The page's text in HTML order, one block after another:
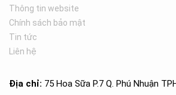
Thông tin website
Chính sách bảo mật
Tin tức
Liên hệ
Địa chỉ: 75 Hoa Sữa P.7 Q. Phú Nhuận